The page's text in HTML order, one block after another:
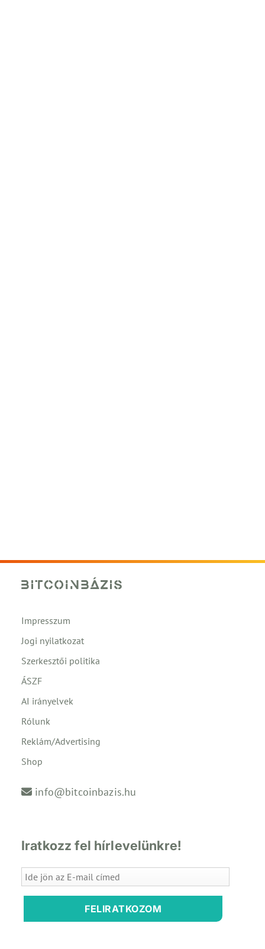
Impresszum
Jogi nyilatkozat
Szerkesztői politika
ÁSZF
AI irányelvek
Rólunk
Reklám/Advertising
Shop
info@bitcoinbazis.hu
Iratkozz fel hírlevelünkre!
FELIRATKOZOM